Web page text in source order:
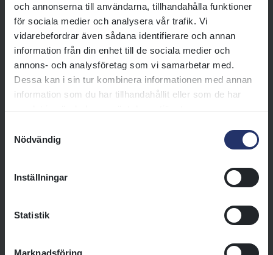
och annonserna till användarna, tillhandahålla funktioner
för sociala medier och analysera vår trafik. Vi
vidarebefordrar även sådana identifierare och annan
information från din enhet till de sociala medier och
annons- och analysföretag som vi samarbetar med.
Dessa kan i sin tur kombinera informationen med annan
information som du har tillhandahållit eller som de har
Nödvändig
Inställningar
Statistik
Marknadsföring
Jockeyklubben sponsrar
ponnygaloppen 2026 genom
serien Jockeyklubben Cup.
Läs mer
ponnygaloppens reglementen,
Läs mer